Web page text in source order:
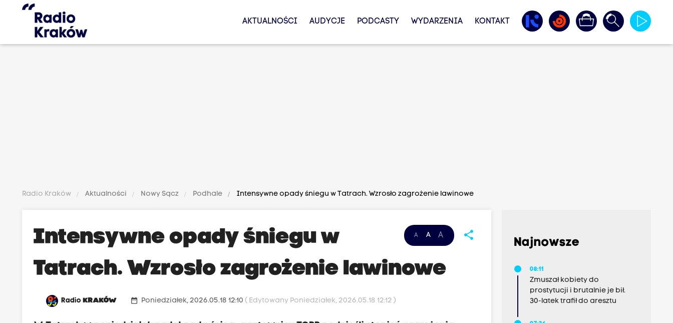
AKTUALNOŚCI AUDYCJE PODCASTY WYDARZENIA KONTAKT
Radio Kraków Aktualności Nowy Sącz Podhale Intensywne opady śniegu w Tatrach. Wzrosło zagrożenie lawinowe
A A A share
Intensywne opady śniegu w
Tatrach. Wzrosło zagrożenie lawinowe
RadioKRAKÓW date_range Poniedziałek, 2026.05.18 12:10( Edytowany Poniedziałek, 2026.05.18 12:12 )
Najnowsze
08:11
Zmuszał kobiety do
prostytucji i brutalnie je bił.
30-latek trafił do aresztu